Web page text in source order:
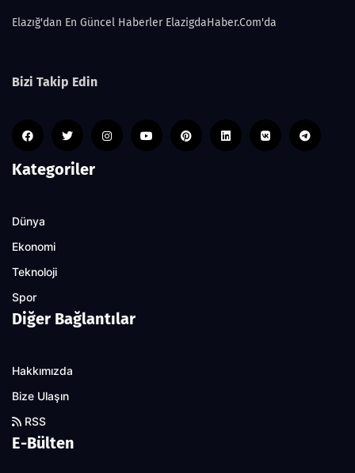
Elazığ'dan En Güncel Haberler ElazigdaHaber.Com'da
Bizi Takip Edin
Kategoriler
Dünya
Ekonomi
Teknoloji
Spor
Diğer Bağlantılar
Hakkımızda
Bize Ulaşın
RSS
E-Bülten